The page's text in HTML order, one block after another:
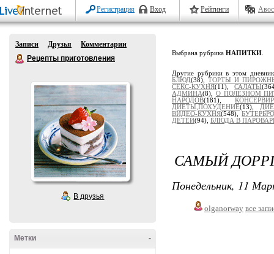
Регистрация Вход Рейтинги
Записи Друзья
Комментарии
Рецепты приготовления
В друзья
-
Метки
Выбрана рубрика НАПИТКИ
Другие рубрики в этом
БЛЮД(38), ТОРТЫ И
СЕКС-КУХНЯ(11),САЛАТЫ
АДМИНА(8), О ПОЛЕЗНОМ
НАРОДОВ(181),
ДИЕТЫ,ПОХУДЕНИЕ(13),
ВИДЕО-КУХНЯ(548),
ДЕТЕЙ(94), БЛЮДА В
САМЫЙ
Понедельник, 11
olganorway все